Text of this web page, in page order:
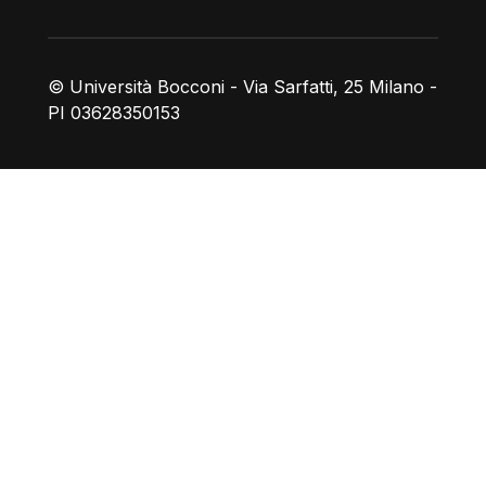
© Università Bocconi - Via Sarfatti, 25 Milano -
PI 03628350153